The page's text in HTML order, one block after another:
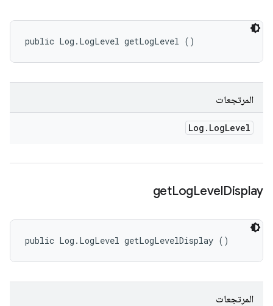
public Log.LogLevel getLogLevel ()
المرتجعات
Log . LogLevel
getLogLevelDisplay
public Log.LogLevel getLogLevelDisplay ()
المرتجعات